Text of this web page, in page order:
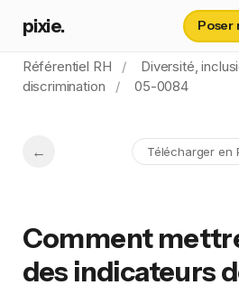
pixie. Poser
Référentiel RH
Diversité,
discrimination
05-0084
Télécharger en
Comment
des indicateurs